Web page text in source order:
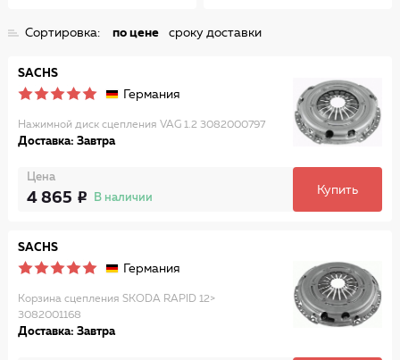
Сортировка: по цене сроку доставки
SACHS
Германия
Нажимной диск сцепления VAG 1.2 3082000797
Доставка: Завтра
Цена
4 865 В наличии
Купить
SACHS
Германия
Корзина сцепления SKODA RAPID 12>
3082001168
Доставка: Завтра